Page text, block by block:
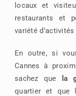
locaux et
restaurants et
variété
En outre, si
Cannes à
sachez que
la
quartier et que